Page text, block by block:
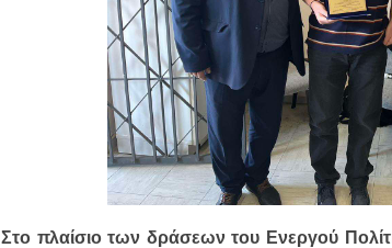
Στο πλαίσιο των δράσεων του Ενεργού